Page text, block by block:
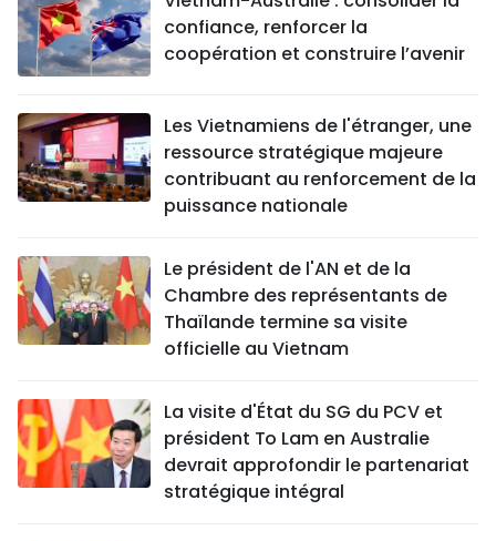
confiance, renforcer la
coopération et construire l’avenir
Les Vietnamiens de l'étranger, une
ressource stratégique majeure
contribuant au renforcement de la
puissance nationale
Le président de l'AN et de la
Chambre des représentants de
Thaïlande termine sa visite
officielle au Vietnam
La visite d'État du SG du PCV et
président To Lam en Australie
devrait approfondir le partenariat
stratégique intégral